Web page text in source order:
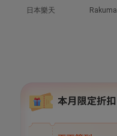
日本樂天 Rakuma